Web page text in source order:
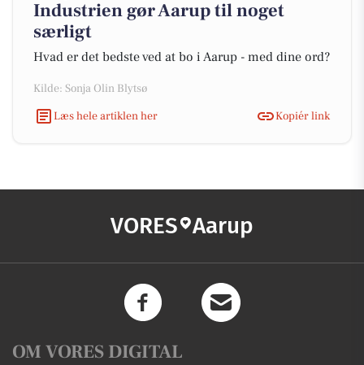
Industrien gør Aarup til noget
særligt
Hvad er det bedste ved at bo i Aarup - med dine ord?
Kilde: Sonja Olin Blytsø
Læs hele artiklen her
Kopiér link
VORES Aarup
OM VORES DIGITAL